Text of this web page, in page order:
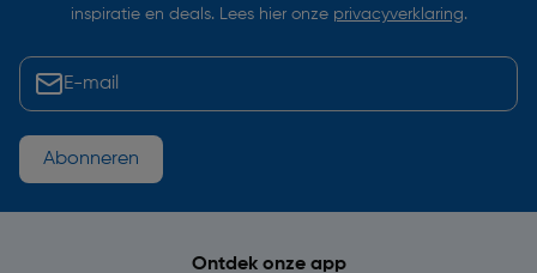
inspiratie en deals. Lees hier onze privacyverklaring.
Abonneren
Ontdek onze app